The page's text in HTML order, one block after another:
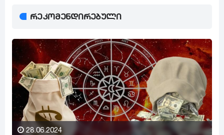
რეკომენდირებული
28.06.2024